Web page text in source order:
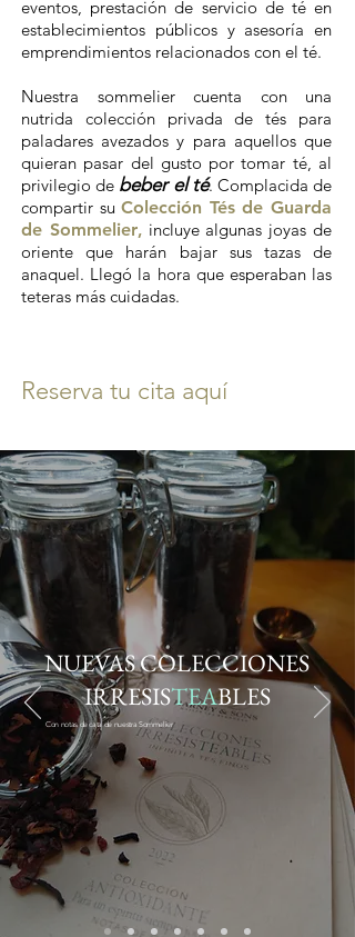
eventos, prestación de servicio de té en
establecimientos públicos y asesoría en
emprendimientos relacionados con el té.
Nuestra sommelier cuenta con una
nutrida colección privada de tés para
paladares avezados y para aquellos que
quieran pasar del gusto por tomar té, al
privilegio de beber el té. Complacida de
compartir suColección Tés de Guarda
de Sommelier, incluye algunas joyas de
oriente que harán bajar sus tazas de
anaquel. Llegó la hora que esperaban las
teteras más cuidadas.
Reserva tu cita aquí
NUEVAS COLECCIONES
IRRESISTEABLES
Con notas de cata de nuestra Sommelier